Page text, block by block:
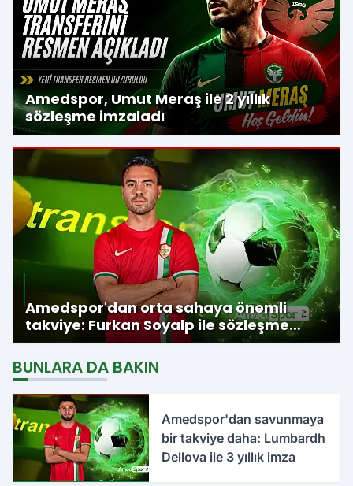
Amedspor, Umut Meraş ile 2 yıllık
sözleşme imzaladı
Amedspor'dan orta sahaya önemli
takviye: Furkan Soyalp ile sözleşme
imzalandı
BUNLARA DA BAKIN
Amedspor'dan savunmaya
bir takviye daha: Lumbardh
Dellova ile 3 yıllık imza